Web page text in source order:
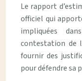
Le rapport
officiel qui
impliquées
contestation de
fournir des
pour défendre sa